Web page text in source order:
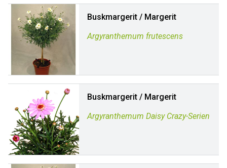
Buskmargerit / Margerit
Argyranthemum frutescens
Buskmargerit / Margerit
Argyranthemum Daisy Crazy-Serien